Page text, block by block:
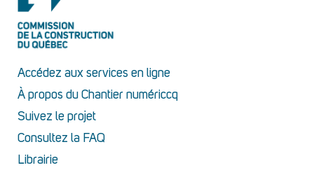
Accédez aux services en ligne
À propos du Chantier numériccq
Suivez le projet
Consultez la FAQ
Librairie